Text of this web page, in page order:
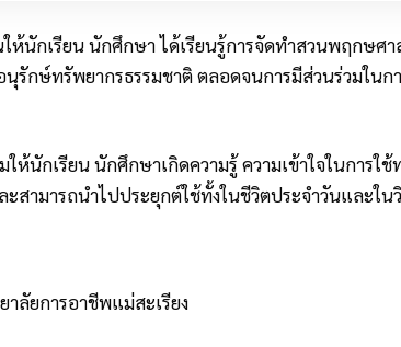
ให้นักเรียน นักศึกษา ได้เรียนรู้การจัดทำสวนพฤกษศ
นุรักษ์ทรัพยากรธรรมชาติ ตลอดจนการมีส่วนร่วมใน
ให้นักเรียน นักศึกษาเกิดความรู้ ความเข้าใจในการใ
สามารถนำไปประยุกต์ใช้ทั้งในชีวิตประจำวันและใ
าลัยการอาชีพแม่สะเรียง